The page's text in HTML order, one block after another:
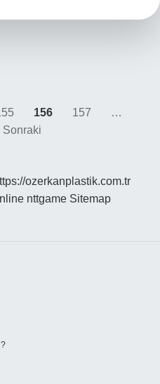
156 157
…
Sonraki
ozerkanplastik.com.tr
nttgame Sitemap